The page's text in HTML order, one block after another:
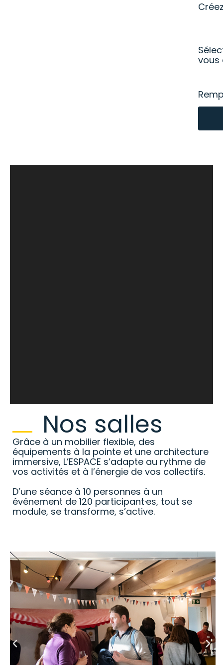
vous
Nos salles
Grâce à un mobilier flexible, des
équipements à la pointe et une architecture
immersive, L’ESPACE s’adapte au rythme de
vos activités et à l’énergie de vos collectifs.
D’une séance à 10 personnes à un
événement de 120 participant·es, tout se
module, se transforme, s’active.